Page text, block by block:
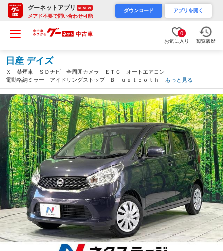
グーネットアプリ RENEW
メアド不要で問い合わせ可能
ダウンロード アプリを開く
0
お気に入り 閲覧履歴
日産 デイズ
Ｘ 禁煙車 ＳＤナビ 全周囲カメラ ＥＴＣ オートエアコン
電動格納ミラー アイドリングストップ Ｂｌｕｅｔｏｏｔｈ Ｃ
Ｄ ＤＶＤ再生 オートエアコン 盗難防止システム（福岡県）
もっと見る